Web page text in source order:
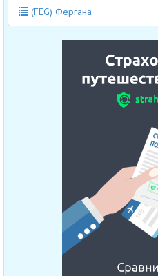
(FEG) Фергана